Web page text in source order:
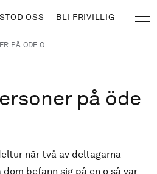
STÖD OSS BLI FRIVILLIG
PÅ ÖDE Ö
på öde
när två av deltagarna
dom befann sig på en ö så var